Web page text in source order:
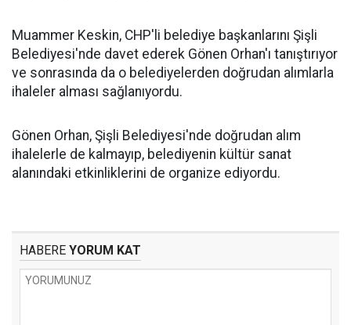
Muammer Keskin, CHP'li belediye başkanlarını Şişli
Belediyesi'nde davet ederek Gönen Orhan'ı tanıştırıyor
ve sonrasında da o belediyelerden doğrudan alımlarla
ihaleler alması sağlanıyordu.
Gönen Orhan, Şişli Belediyesi'nde doğrudan alım
ihalelerle de kalmayıp, belediyenin kültür sanat
alanındaki etkinliklerini de organize ediyordu.
HABERE YORUM KAT